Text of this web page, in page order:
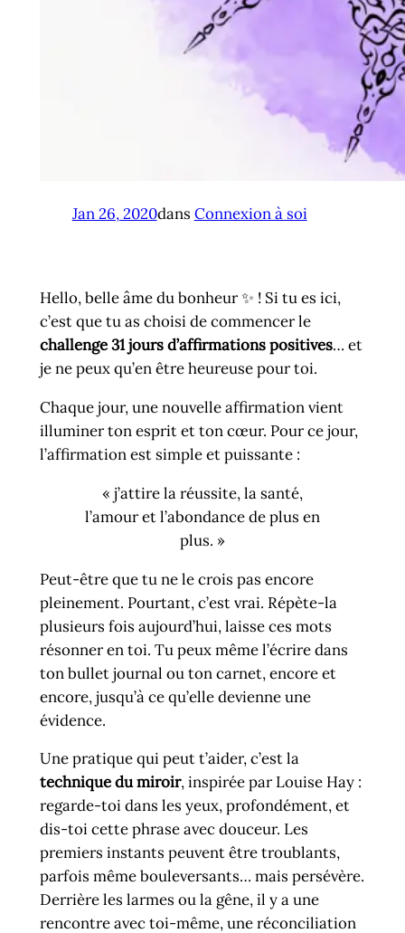
Jan 26, 2020dans Connexion à soi
Hello, belle âme du bonheur ✨ ! Si tu es ici,
c’est que tu as choisi de commencer le
challenge 31 jours d’affirmations positives… et
je ne peux qu’en être heureuse pour toi.
Chaque jour, une nouvelle affirmation vient
illuminer ton esprit et ton cœur. Pour ce jour,
l’affirmation est simple et puissante :
« j’attire la réussite, la santé,
l’amour et l’abondance de plus en
plus. »
Peut-être que tu ne le crois pas encore
pleinement. Pourtant, c’est vrai. Répète-la
plusieurs fois aujourd’hui, laisse ces mots
résonner en toi. Tu peux même l’écrire dans
ton bullet journal ou ton carnet, encore et
encore, jusqu’à ce qu’elle devienne une
évidence.
Une pratique qui peut t’aider, c’est la
technique du miroir, inspirée par Louise Hay :
regarde-toi dans les yeux, profondément, et
dis-toi cette phrase avec douceur. Les
premiers instants peuvent être troublants,
parfois même bouleversants… mais persévère.
Derrière les larmes ou la gêne, il y a une
rencontre avec toi-même, une réconciliation